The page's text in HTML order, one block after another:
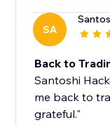
SA
Back to
Santoshi
me back to
grateful."